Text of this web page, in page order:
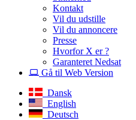
Kontakt
Vil du udstille
Vil du annoncere
Presse
Hvorfor X er ?
Garanteret Nedsat
Gå til Web Version
Dansk
English
Deutsch